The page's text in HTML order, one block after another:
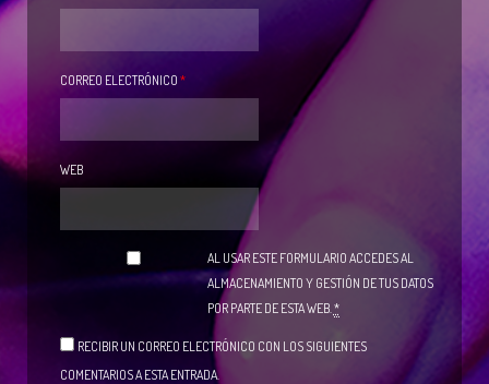
CORREO ELECTRÓNICO *
WEB
AL USAR ESTE FORMULARIO ACCEDES AL
ALMACENAMIENTO Y GESTIÓN DE TUS DATOS
POR PARTE DE ESTA WEB.*
RECIBIR UN CORREO ELECTRÓNICO CON LOS SIGUIENTES
COMENTARIOS A ESTA ENTRADA.